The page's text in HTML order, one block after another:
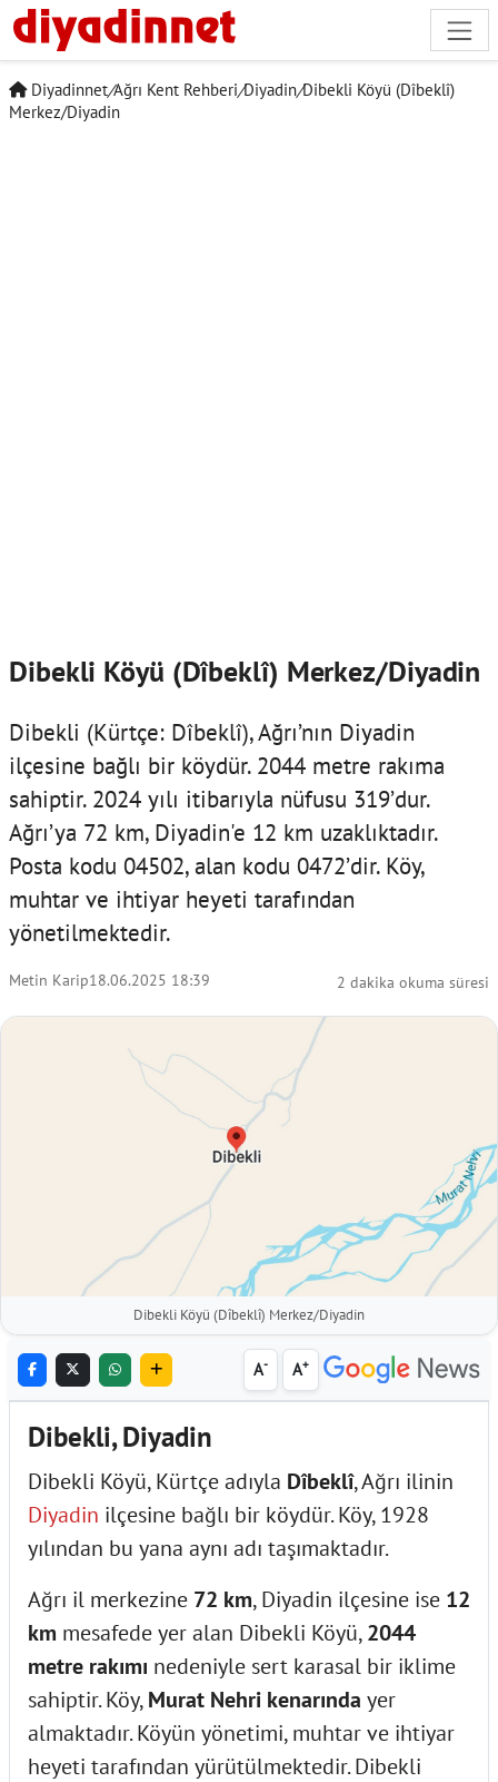
Diyadinnet/Ağrı Kent Rehberi/Diyadin/Dibekli Köyü (Dîbeklî)
Merkez/Diyadin
Dibekli Köyü (Dîbeklî) Merkez/Diyadin
Dibekli (Kürtçe: Dîbeklî), Ağrı’nın Diyadin
ilçesine bağlı bir köydür. 2044 metre rakıma
sahiptir. 2024 yılı itibarıyla nüfusu 319’dur.
Ağrı’ya 72 km, Diyadin'e 12 km uzaklıktadır.
Posta kodu 04502, alan kodu 0472’dir. Köy,
muhtar ve ihtiyar heyeti tarafından
yönetilmektedir.
Metin Karip18.06.2025 18:39 2 dakika okuma süresi
Dibekli Köyü (Dîbeklî) Merkez/Diyadin
A- A+
Dibekli, Diyadin
Dibekli Köyü, Kürtçe adıyla Dîbeklî, Ağrı ilinin
Diyadin ilçesine bağlı bir köydür. Köy, 1928
yılından bu yana aynı adı taşımaktadır.
Ağrı il merkezine 72 km, Diyadin ilçesine ise 12
km mesafede yer alan Dibekli Köyü,2044
metre rakımı nedeniyle sert karasal bir iklime
sahiptir. Köy,Murat Nehri kenarında yer
almaktadır. Köyün yönetimi, muhtar ve ihtiyar
heyeti tarafından yürütülmektedir. Dibekli